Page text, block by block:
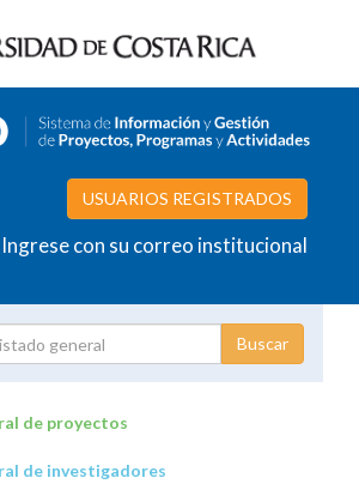
USUARIOS REGISTRADOS
Ingrese con su correo institucional
investigación
de proyectos
de investigadores